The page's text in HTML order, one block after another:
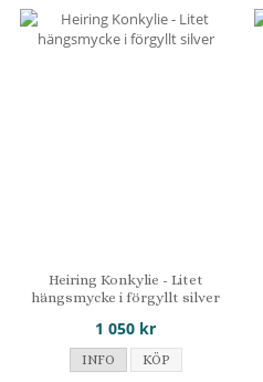
Heiring Konkylie - Litet
hängsmycke i förgyllt silver
1 050 kr
INFO KÖP